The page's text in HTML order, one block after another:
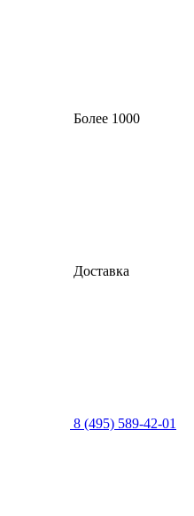
Более 1000
Доставка
8 (495) 589-42-01